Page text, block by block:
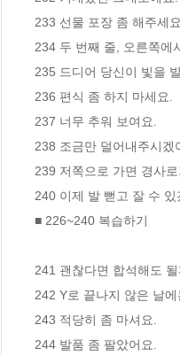
233 선물 포장 좀 해주세요.
234 두 번째 줄, 오른쪽에
235 드디어 당신이 빛을
236 편식 좀 하지 마세요.
237 너무 추워 보여요.
238 조금만 덜어내주시겠
239 저쪽으로 가면 경사로
240 이제 발 뻗고 잘 수 있
■ 226~240 복습하기
241 괜찮다면 합석해도
242 Y로 끝나지 않은 날
243 적당히 좀 마셔요.
244 발품 좀 팔았어요.